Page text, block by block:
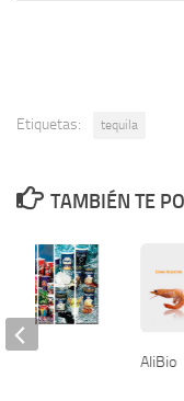
Etiquetas: tequila
TAMBIÉN TE
AliBio